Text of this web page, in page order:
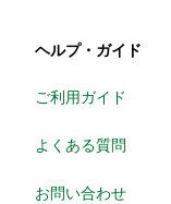
ヘルプ・ガイド
ご利用ガイド
よくある質問
お問い合わせ